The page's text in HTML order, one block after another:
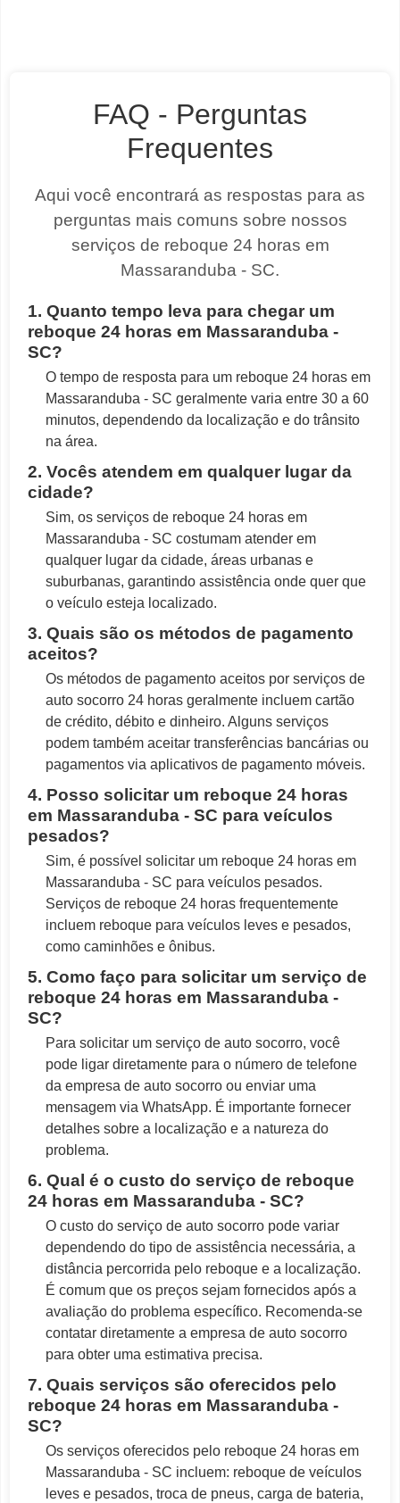
FAQ - Perguntas
Frequentes
Aqui você encontrará as respostas para as
perguntas mais comuns sobre nossos
serviços de reboque 24 horas em
Massaranduba - SC.
1. Quanto tempo leva para chegar um
reboque 24 horas em Massaranduba -
SC?
O tempo de resposta para um reboque 24 horas em
Massaranduba - SC geralmente varia entre 30 a 60
minutos, dependendo da localização e do trânsito
na área.
2. Vocês atendem em qualquer lugar da
cidade?
Sim, os serviços de reboque 24 horas em
Massaranduba - SC costumam atender em
qualquer lugar da cidade, áreas urbanas e
suburbanas, garantindo assistência onde quer que
o veículo esteja localizado.
3. Quais são os métodos de pagamento
aceitos?
Os métodos de pagamento aceitos por serviços de
auto socorro 24 horas geralmente incluem cartão
de crédito, débito e dinheiro. Alguns serviços
podem também aceitar transferências bancárias ou
pagamentos via aplicativos de pagamento móveis.
4. Posso solicitar um reboque 24 horas
em Massaranduba - SC para veículos
pesados?
Sim, é possível solicitar um reboque 24 horas em
Massaranduba - SC para veículos pesados.
Serviços de reboque 24 horas frequentemente
incluem reboque para veículos leves e pesados,
como caminhões e ônibus.
5. Como faço para solicitar um serviço de
reboque 24 horas em Massaranduba -
SC?
Para solicitar um serviço de auto socorro, você
pode ligar diretamente para o número de telefone
da empresa de auto socorro ou enviar uma
mensagem via WhatsApp. É importante fornecer
detalhes sobre a localização e a natureza do
problema.
6. Qual é o custo do serviço de reboque
24 horas em Massaranduba - SC?
O custo do serviço de auto socorro pode variar
dependendo do tipo de assistência necessária, a
distância percorrida pelo reboque e a localização.
É comum que os preços sejam fornecidos após a
avaliação do problema específico. Recomenda-se
contatar diretamente a empresa de auto socorro
para obter uma estimativa precisa.
7. Quais serviços são oferecidos pelo
reboque 24 horas em Massaranduba -
SC?
Os serviços oferecidos pelo reboque 24 horas em
Massaranduba - SC incluem: reboque de veículos
leves e pesados, troca de pneus, carga de bateria,